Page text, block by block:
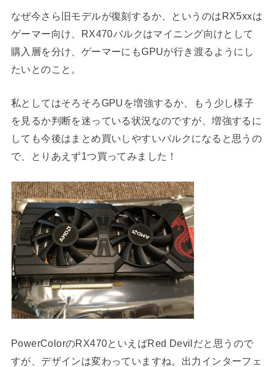
なぜ今さら旧モデルが復刻するか、というのはRX5xxは
ゲーマー向け、RX470バルクはマイニング向けとして
購入層を分け、ゲーマーにもGPUが行き渡るようにし
たいとのこと。
私としてはそろそろGPUを増強するか、もう少し様子
を見るか判断を迷っている状況なのですが、増強するに
しても今後はまとめ買いしやすいバルクになると思うの
で、とりあえず1つ買ってみました！
PowerColorのRX470といえばRed Devilだと思うので
すが、デザインは変わっていますね。出力インターフェ